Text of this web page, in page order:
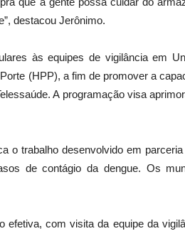
destacou Jerônimo.
às equipes de vigilância em
(HPP), a fim de promover a
A programação visa
o trabalho desenvolvido em
de contágio da dengue. Os
com visita da equipe da